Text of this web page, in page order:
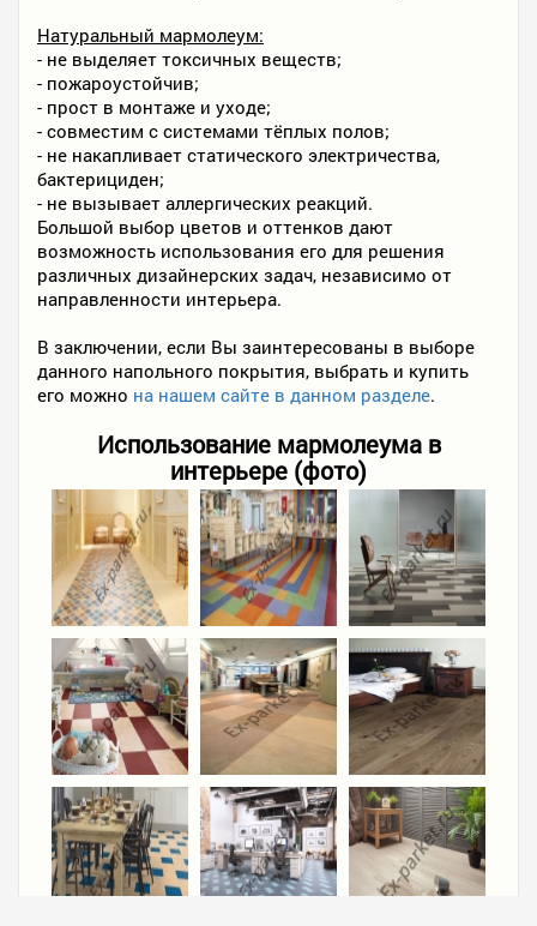
Натуральный мармолеум:
- не выделяет токсичных веществ;
- пожароустойчив;
- прост в монтаже и уходе;
- совместим с системами тёплых полов;
- не накапливает статического электричества,
бактерициден;
- не вызывает аллергических реакций.
Большой выбор цветов и оттенков дают
возможность использования его для решения
различных дизайнерских задач, независимо от
направленности интерьера.
В заключении, если Вы заинтересованы в выборе
данного напольного покрытия, выбрать и купить
его можно на нашем сайте в данном разделе.
Использование мармолеума в
интерьере (фото)